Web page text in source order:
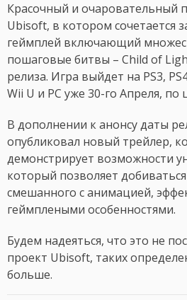
Красочный и очаровательный
Ubisoft, в котором сочетается
геймплей включающий
пошаговые битвы – Child of
релиза. Игра выйдет на PS3,
Wii U и PC уже 30-го Апреля, по
В дополнении к анонсу даты
опубликовал новый трейлер,
демонстрирует возможности
который позволяет
смешанного с анимацией,
геймплеными особенностями.
Будем надеяться, что это не
проект Ubisoft, таких
больше.